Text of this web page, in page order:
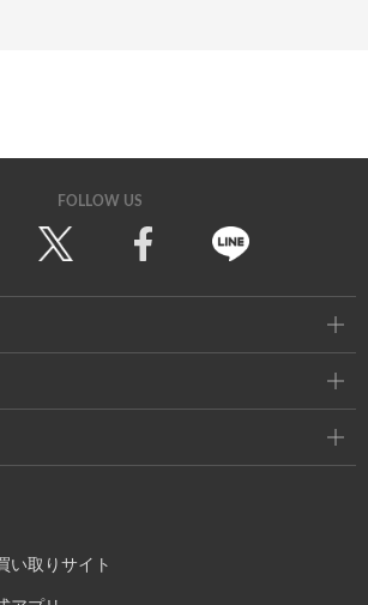
FOLLOW US
い取りサイト